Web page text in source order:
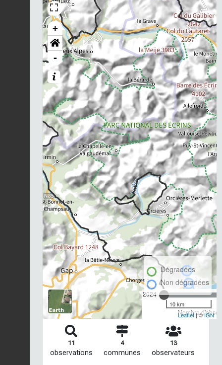
+
-
2024
Nombre
Dégradées
Non dégradées
10 km
Leaflet| ©IGN
11
observations
4
communes
13
observateurs